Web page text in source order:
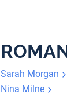
Sarah Morgan
Nina Milne